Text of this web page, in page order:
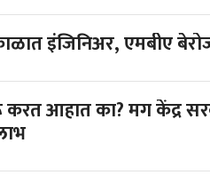
आहात का? मग केंद्र